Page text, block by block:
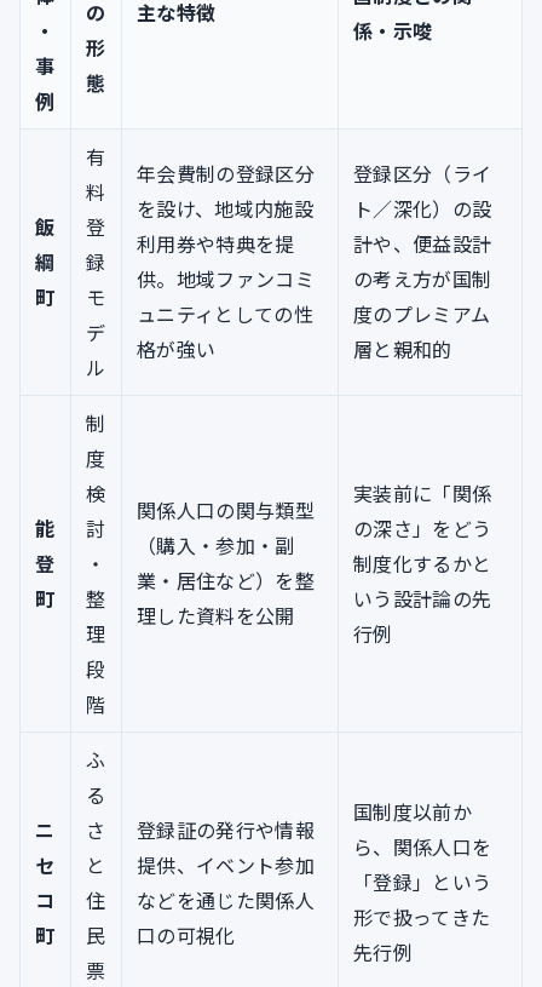
・
事
例
の
形
態
主な特徴
係・示唆
飯
綱
町
有
料
登
録
モ
デ
ル
年会費制の登録区分
を設け、地域内施設
利用券や特典を提
供。地域ファンコミ
ュニティとしての性
格が強い
登録区分（ライ
ト／深化）の設
計や、便益設計
の考え方が国制
度のプレミアム
層と親和的
能
登
町
制
度
検
討
・
整
理
段
階
関係人口の関与類型
（購入・参加・副
業・居住など）を整
理した資料を公開
実装前に「関係
の深さ」をどう
制度化するかと
いう設計論の先
行例
ニ
セ
コ
町
ふ
る
さ
と
住
民
票
登録証の発行や情報
提供、イベント参加
などを通じた関係人
口の可視化
国制度以前か
ら、関係人口を
「登録」という
形で扱ってきた
先行例